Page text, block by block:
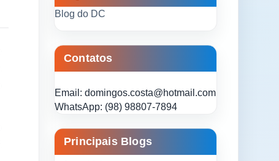
Blog do DC
Contatos
Email: domingos.costa@hotmail.com
WhatsApp: (98) 98807-7894
Principais Blogs